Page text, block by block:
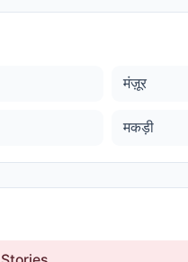
मंज़ूर
मकड़ी